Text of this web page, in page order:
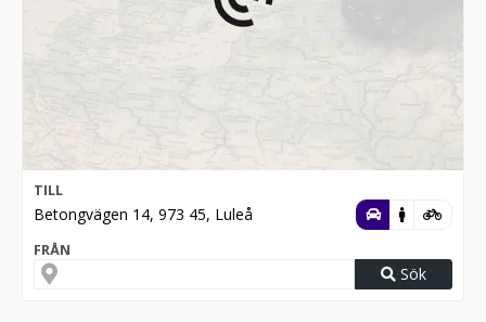
TILL
Betongvägen 14, 973 45, Luleå
FRÅN
Sök